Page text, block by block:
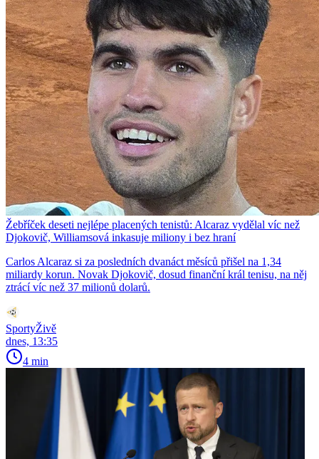
Žebříček deseti nejlépe placených tenistů: Alcaraz vydělal víc než
Djokovič, Williamsová inkasuje miliony i bez hraní
Carlos Alcaraz si za posledních dvanáct měsíců přišel na 1,34
miliardy korun. Novak Djokovič, dosud finanční král tenisu, na něj
ztrácí víc než 37 milionů dolarů.
SportyŽivě
dnes, 13:35
4 min